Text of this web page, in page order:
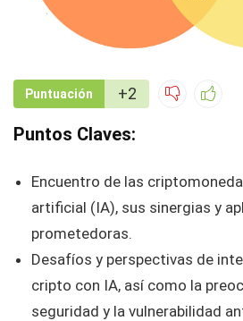
Puntuación +2
Puntos Claves:
Encuentro de las
artificial (IA), sus sinergias y
prometedoras.
Desafíos y perspectivas de
cripto con IA, así como la
seguridad y la vulnerabilidad